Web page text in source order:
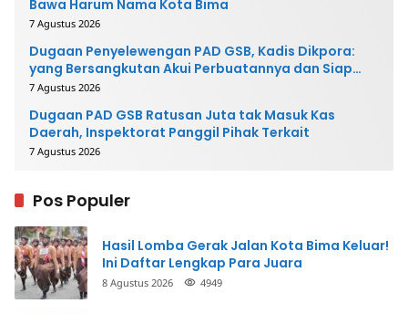
Bawa Harum Nama Kota Bima
7 Agustus 2026
Dugaan Penyelewengan PAD GSB, Kadis Dikpora:
yang Bersangkutan Akui Perbuatannya dan Siap
Mengembalikan Uang
7 Agustus 2026
Dugaan PAD GSB Ratusan Juta tak Masuk Kas
Daerah, Inspektorat Panggil Pihak Terkait
7 Agustus 2026
Pos Populer
Hasil Lomba Gerak Jalan Kota Bima Keluar!
Ini Daftar Lengkap Para Juara
8 Agustus 2026 4949